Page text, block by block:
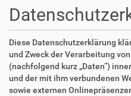
Diese Datenschutzerklärung
und Zweck der Verarbeitung
(nachfolgend kurz „Daten“)
und der mit ihm verbundenen
sowie externen